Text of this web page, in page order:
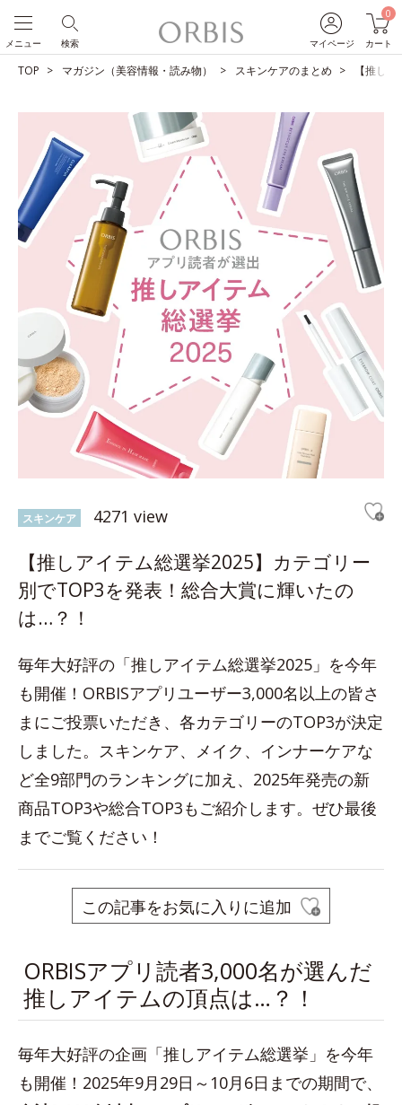
マイページ
0
カート
検索
メニュー
TOP マガジン（美容情報・読み物） スキンケアのまとめ 【推し
スキンケア 4271 view
【推しアイテム総選挙2025】カテゴリー
別でTOP3を発表！総合大賞に輝いたの
は…？！
毎年大好評の「推しアイテム総選挙2025」を今年
も開催！ORBISアプリユーザー3,000名以上の皆さ
まにご投票いただき、各カテゴリーのTOP3が決定
しました。スキンケア、メイク、インナーケアな
ど全9部門のランキングに加え、2025年発売の新
商品TOP3や総合TOP3もご紹介します。ぜひ最後
までご覧ください！
この記事をお気に入りに追加
ORBISアプリ読者3,000名が選んだ
推しアイテムの頂点は…？！
毎年大好評の企画「推しアイテム総選挙」を今年
も開催！2025年9月29日～10月6日までの期間で、